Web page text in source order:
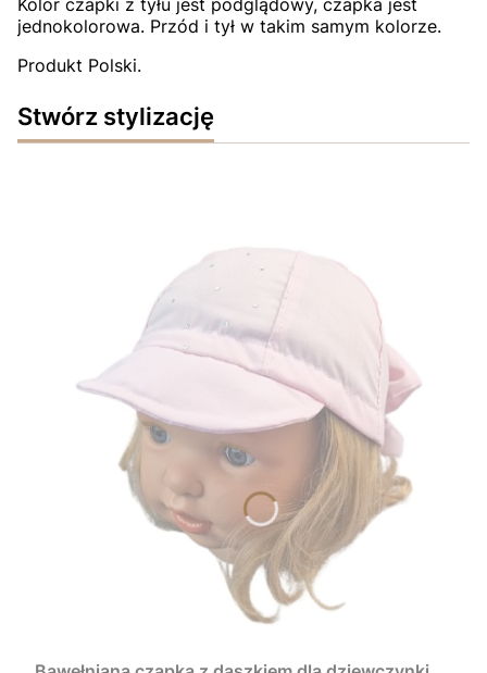
jednokolorowa. Przód i tył w takim samym kolorze.
Produkt Polski.
Stwórz stylizację